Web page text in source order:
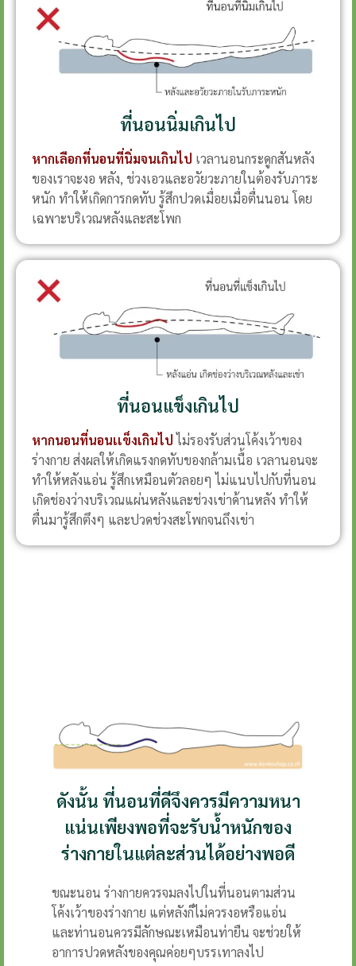
ที่นอนนิ่มเกินไป
หากเลือกที่นอนที่นิ่มจนเกินไป เวลานอนกระดูกสันหลัง
ของเราจะงอ หลัง, ช่วงเอวและอวัยวะภายในต้องรับภาระ
หนัก ทำให้เกิดการกดทับ รู้สึกปวดเมื่อยเมื่อตื่นนอน โดย
เฉพาะบริเวณหลังและสะโพก
ที่นอนแข็งเกินไป
หากนอนที่นอนเเข็งเกินไปไม่รองรับส่วนโค้งเว้าของ
ร่างกาย ส่งผลให้เกิดแรงกดทับของกล้ามเนื้อ เวลานอนจะ
ทำให้หลังแอ่น รู้สึกเหมือนตัวลอยๆ ไม่แนบไปกับที่นอน
เกิดช่องว่างบริเวณแผ่นหลังและช่วงเข่าด้านหลัง ทำให้
ตื่นมารู้สึกตึงๆ และปวดช่วงสะโพกจนถึงเข่า
ดังนั้น ที่นอนที่ดีจึงควรมีความหนา
แน่นเพียงพอที่จะรับน้ำหนักของ
ร่างกายในแต่ละส่วนได้อย่างพอดี
ขณะนอน ร่างกายควรจมลงไปในที่นอนตามส่วน
โค้งเว้าของร่างกาย แต่หลังก็ไม่ควรงอหรือแอ่น
และท่านอนควรมีลักษณะเหมือนท่ายืน จะช่วยให้
อาการปวดหลังของคุณค่อยๆบรรเทาลงไป